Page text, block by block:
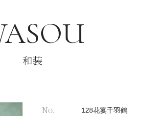
和装
No. 128花宴千羽鶴